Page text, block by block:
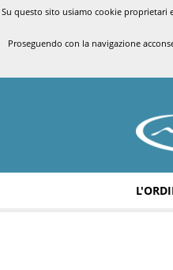
Su questo sito usiamo cookie proprietari
Proseguendo con la navigazione